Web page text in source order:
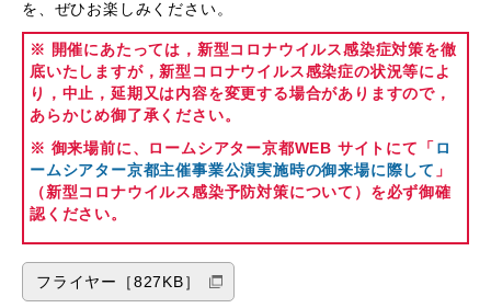
を、ぜひお楽しみください。
※ 開催にあたっては，新型コロナウイルス感染症対策を徹
底いたしますが，新型コロナウイルス感染症の状況等によ
り，中止，延期又は内容を変更する場合がありますので，
あらかじめ御了承ください。
※ 御来場前に、ロームシアター京都WEB サイトにて「 ロ
ームシアター京都主催事業公演実施時の御来場に際して 」
（新型コロナウイルス感染予防対策について）を必ず御確
認ください。
フライヤー［827KB］